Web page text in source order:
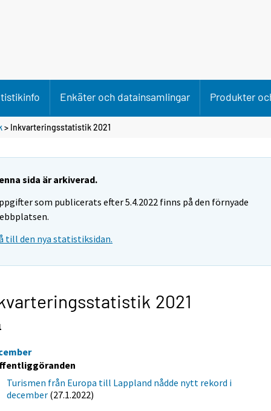
Enkäter och datainsamlingar Produkter
> Inkvarteringsstatistik 2021
sida är arkiverad.
som publicerats efter 5.4.2022 finns på den förnyade
till den nya statistiksidan.
2021
Turismen från Europa till Lappland nådde nytt rekord i
december (27.1.2022)